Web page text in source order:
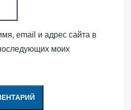
email и адрес сайта в
моих